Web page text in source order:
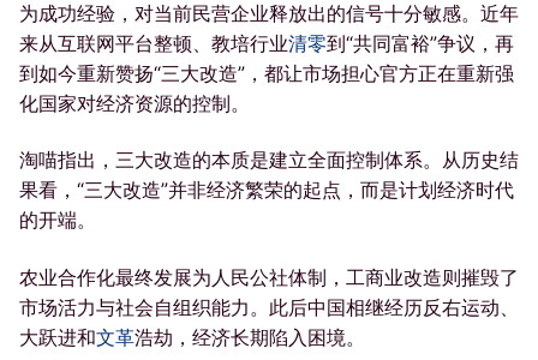
为成功经验，对当前民营企业释放出的信号十分敏感。近年
来从互联网平台整顿、教培行业清零到“共同富裕”争议，再
到如今重新赞扬“三大改造”，都让市场担心官方正在重新强
化国家对经济资源的控制。
淘喵指出，三大改造的本质是建立全面控制体系。从历史结
果看，“三大改造”并非经济繁荣的起点，而是计划经济时代
的开端。
农业合作化最终发展为人民公社体制，工商业改造则摧毁了
市场活力与社会自组织能力。此后中国相继经历反右运动、
大跃进和文革浩劫，经济长期陷入困境。